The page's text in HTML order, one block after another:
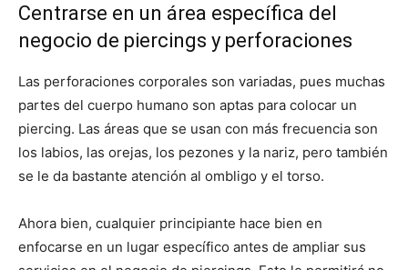
Centrarse en un área específica del
negocio de piercings y perforaciones
Las perforaciones corporales son variadas, pues muchas
partes del cuerpo humano son aptas para colocar un
piercing. Las áreas que se usan con más frecuencia son
los labios, las orejas, los pezones y la nariz, pero también
se le da bastante atención al ombligo y el torso.
Ahora bien, cualquier principiante hace bien en
enfocarse en un lugar específico antes de ampliar sus